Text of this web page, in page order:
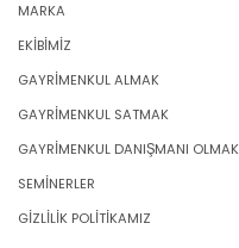
MARKA
EKİBİMİZ
GAYRİMENKUL ALMAK
GAYRİMENKUL SATMAK
GAYRİMENKUL DANIŞMANI OLMAK
SEMİNERLER
GİZLİLİK POLİTİKAMIZ